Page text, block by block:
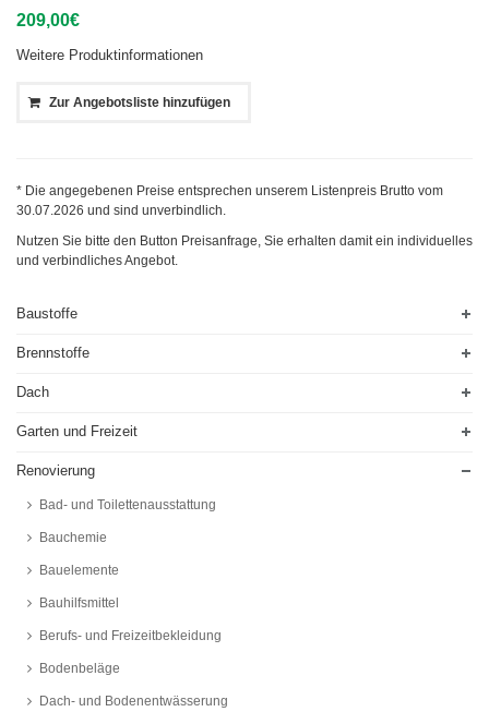
209,00€
Weitere Produktinformationen
Zur Angebotsliste hinzufügen
* Die angegebenen Preise entsprechen unserem Listenpreis Brutto vom
30.07.2026 und sind unverbindlich.
Nutzen Sie bitte den Button Preisanfrage, Sie erhalten damit ein individuelles
und verbindliches Angebot.
Baustoffe
Brennstoffe
Dach
Garten und Freizeit
Renovierung
Bad- und Toilettenausstattung
Bauchemie
Bauelemente
Bauhilfsmittel
Berufs- und Freizeitbekleidung
Bodenbeläge
Dach- und Bodenentwässerung